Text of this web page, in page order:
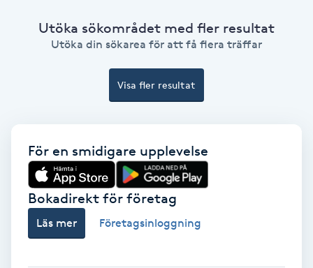
Color correction
Damklippning
Dermapen
Diamantslipning
Utöka sökområdet med fler resultat
Utöka din sökarea för att få flera träffar
Visa fler resultat
För en smidigare upplevelse
Bokadirekt för företag
Läs mer Företagsinloggning